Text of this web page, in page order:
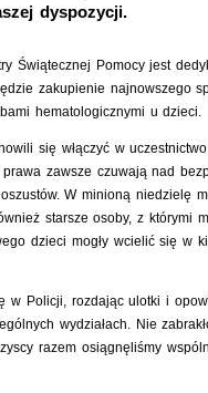
dyspozycji.
Świątecznej Pomocy jest
zakupienie najnowszego
hematologicznymi u dzieci.
się włączyć w
zawsze czuwają nad
W minioną niedzielę
starsze osoby, z którymi
dzieci mogły wcielić się w
w Policji, rozdając ulotki i
wydziałach. Nie
razem osiągnęliśmy